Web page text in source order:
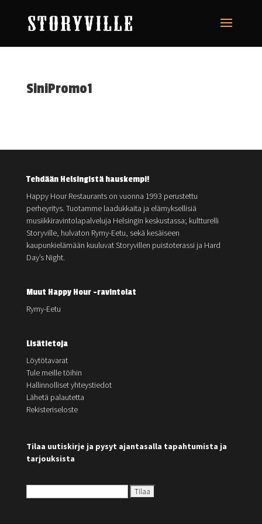
SiniPromo1
Tehdään Helsingistä hauskempi!
Happy Hour Restaurants on vuonna 1993 perustettu
perheyritys. Tuotamme laadukkaita ja elämyksellisiä
musiikkiravintolapalveluja Helsingin keskustassa; kultturelli
Storyville, hulvaton Rymy-Eetu, sekä kesäiseen
kaupunkielämään kuuluvat Storyvillen puistoterassi ja Hard
Day’s Night.
Muut Happy Hour -ravintolat
Rymy-Eetu
Lisätietoja
Löytötavarat
Tule meille töihin
Hallinnolliset yhteystiedot
Lähetä palautetta
Rekisteriseloste
Tilaa uutiskirje ja pysyt ajantasalla tapahtumista ja
tarjouksista